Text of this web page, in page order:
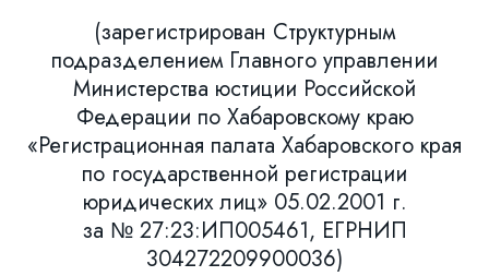
(зарегистрирован Структурным
подразделением Главного управлении
Министерства юстиции Российской
Федерации по Хабаровскому краю
«Регистрационная палата Хабаровского края
по государственной регистрации
юридических лиц» 05.02.2001 г.
за № 27:23:ИП005461, ЕГРНИП
304272209900036)